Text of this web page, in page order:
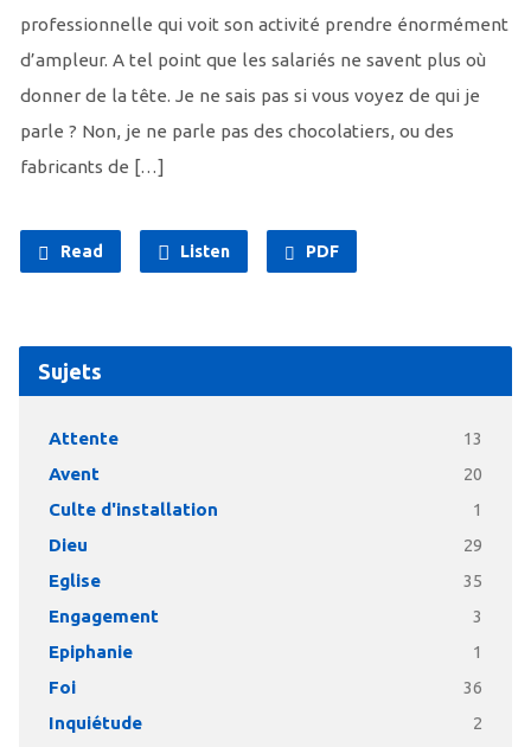
professionnelle qui voit son activité prendre énormément
d’ampleur. A tel point que les salariés ne savent plus où
donner de la tête. Je ne sais pas si vous voyez de qui je
parle ? Non, je ne parle pas des chocolatiers, ou des
fabricants de […]
Read Listen PDF
Sujets
Attente 13
Avent 20
Culte d'installation 1
Dieu 29
Eglise 35
Engagement 3
Epiphanie 1
Foi 36
Inquiétude 2